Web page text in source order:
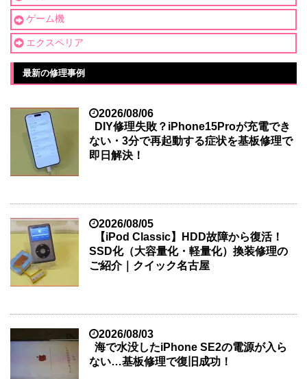
ゲーム機
エクスペリア
最新の修理事例
2026/08/06
DIY修理失敗？iPhone15Proが充電でき
ない・3分で再起動する症状を基板修理で
即日解決！
2026/08/05
【iPod Classic】HDD故障から復活！
SSD化（大容量化・軽量化）換装修理の
ご紹介｜クイック名古屋
2026/08/03
海で水没したiPhone SE2の電源が入ら
ない…基板修理で復旧成功！